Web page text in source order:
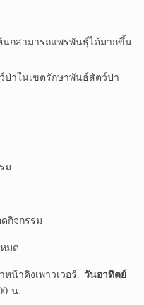
กสามารถแพร่พันธุ์ได้มากขึ้น
ป่าในเขตรักษาพันธ์สัตว์ป่า
ม
จกรรม
มด
น้าคิงเพาวเวอร์ วันอาทิตย์
น.